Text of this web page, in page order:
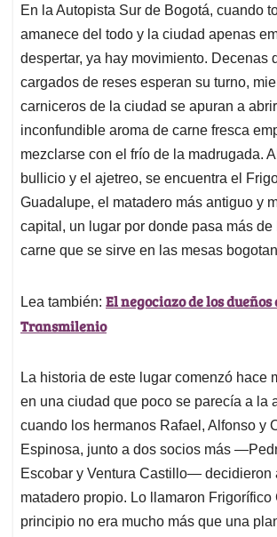
s
A
p
p
b
o
o
k
e
d
I
n
l
a
d
s
En la Autopista Sur de Bogotá, cuando
amanece del todo y la ciudad apenas
despertar, ya hay movimiento. Decenas
cargados de reses esperan su turno,
carniceros de la ciudad se apuran a
inconfundible aroma de carne fresca
mezclarse con el frío de la madrugada.
bullicio y el ajetreo, se encuentra el
Guadalupe, el matadero más antiguo y
capital, un lugar por donde pasa más de
carne que se sirve en las mesas
Lea también: El negociazo de los dueños
Transmilenio
La historia de este lugar comenzó hace
en una ciudad que poco se parecía a la
cuando los hermanos Rafael, Alfonso y
Espinosa, junto a dos socios más
Escobar y Ventura Castillo— decidieron
matadero propio. Lo llamaron Frigorífico
principio no era mucho más que una